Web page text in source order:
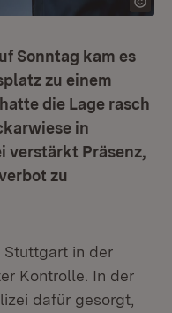
Sonntag kam es
zu einem
die Lage rasch
in
verstärkt Präsenz,
zu
Stuttgart in der
Kontrolle. In der
dafür gesorgt,